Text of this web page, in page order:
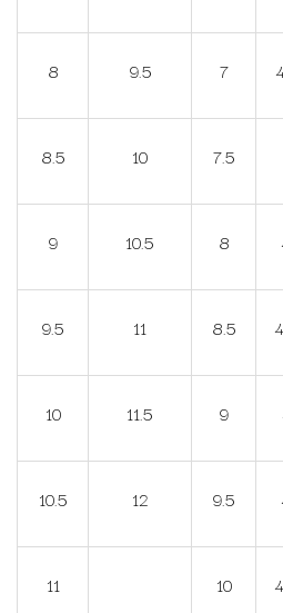
8 9.5 7
8.5 10 7.5
9 10.5 8
9.5 11 8.5
10 11.5 9
10.5 12 9.5
11 10